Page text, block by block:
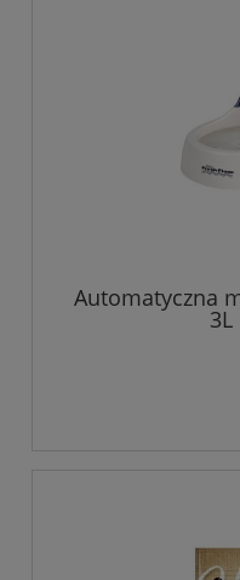
Automatyczna